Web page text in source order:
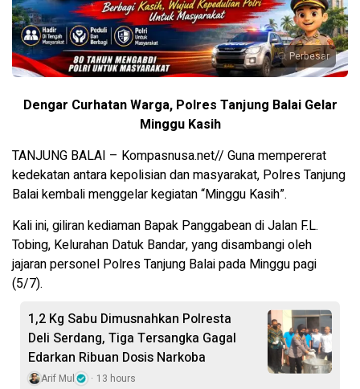
Perbesar
Dengar Curhatan Warga, Polres Tanjung Balai Gelar
Minggu Kasih
TANJUNG BALAI – Kompasnusa.net// Guna mempererat
kedekatan antara kepolisian dan masyarakat, Polres Tanjung
Balai kembali menggelar kegiatan “Minggu Kasih”.
Kali ini, giliran kediaman Bapak Panggabean di Jalan F.L.
Tobing, Kelurahan Datuk Bandar, yang disambangi oleh
jajaran personel Polres Tanjung Balai pada Minggu pagi
(5/7).
1,2 Kg Sabu Dimusnahkan Polresta
Deli Serdang, Tiga Tersangka Gagal
Edarkan Ribuan Dosis Narkoba
Arif Mul 13 hours